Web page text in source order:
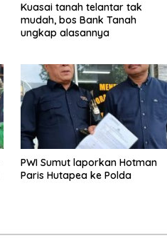
Kuasai tanah telantar tak
mudah, bos Bank Tanah
ungkap alasannya
PWI Sumut laporkan Hotman
Paris Hutapea ke Polda